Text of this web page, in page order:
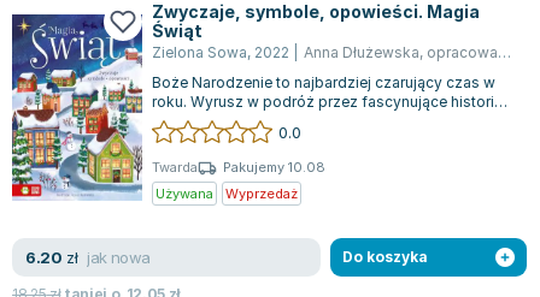
Zwyczaje, symbole, opowieści. Magia
Świąt
Zielona Sowa, 2022 Anna Dłużewska, opracowanie zbiorowe
Boże Narodzenie to najbardziej czarujący czas w
roku. Wyrusz w podróż przez fascynujące historie i
ciekawostki, które łączą się z...
0.0
Twarda
Pakujemy 10.08
Używana
Wyprzedaż
6.20 zł jak nowa Do koszyka